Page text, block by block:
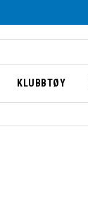
KLUBBTØY